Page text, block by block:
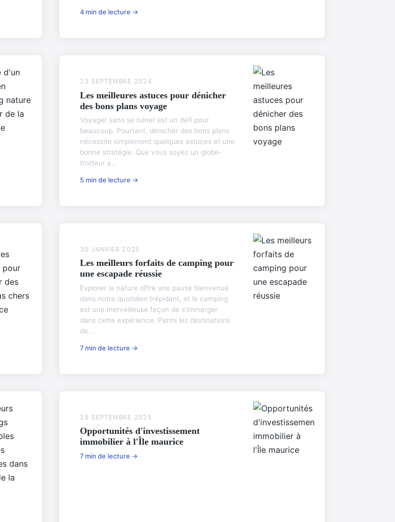
4 min de lecture →
23 SEPTEMBRE 2024
Les meilleures astuces pour dénicher
des bons plans voyage
Voyager sans se ruiner est un défi pour
beaucoup. Pourtant, dénicher des bons plans
nécessite simplement quelques astuces et une
bonne stratégie. Que vous soyez un globe-
trotteur a...
5 min de lecture →
30 JANVIER 2025
Les meilleurs forfaits de camping pour
une escapade réussie
Explorer la nature offre une pause bienvenue
dans notre quotidien trépidant, et le camping
est une merveilleuse façon de s'immerger
dans cette expérience. Parmi les destinations
de...
7 min de lecture →
29 SEPTEMBRE 2025
Opportunités d'investissement
immobilier à l'Île maurice
7 min de lecture →